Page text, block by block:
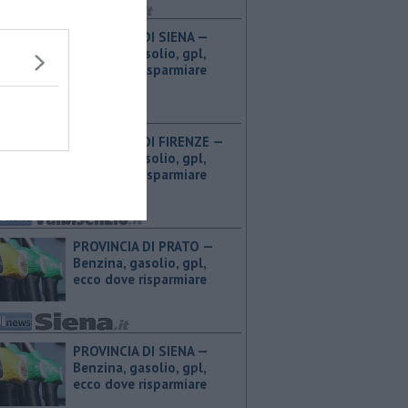
PROVINCIA DI SIENA — ​
Benzina, gasolio, gpl,
ecco dove risparmiare
PROVINCIA DI FIRENZE — ​
Benzina, gasolio, gpl,
ecco dove risparmiare
PROVINCIA DI PRATO — ​
Benzina, gasolio, gpl,
ecco dove risparmiare
PROVINCIA DI SIENA — ​
Benzina, gasolio, gpl,
ecco dove risparmiare